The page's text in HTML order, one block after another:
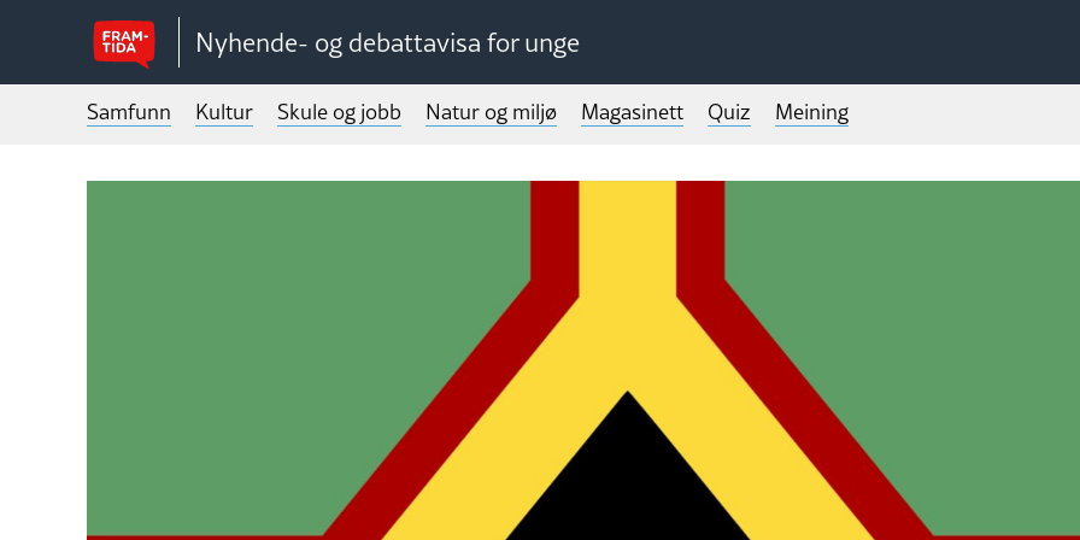
Nyhende- og debattavisa for unge
Samfunn Kultur Skule og jobb Natur og miljø Magasinett Quiz Meining